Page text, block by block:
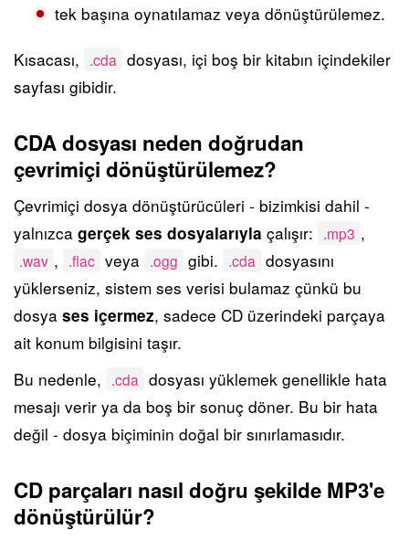
tek başına oynatılamaz veya dönüştürülemez.
Kısacası, .cda dosyası, içi boş bir kitabın içindekiler
sayfası gibidir.
CDA dosyası neden doğrudan
çevrimiçi dönüştürülemez?
Çevrimiçi dosya dönüştürücüleri - bizimkisi dahil -
yalnızca gerçek ses dosyalarıyla çalışır: .mp3 ,
.wav , .flac veya .ogg gibi. .cda dosyasını
yüklerseniz, sistem ses verisi bulamaz çünkü bu
dosya ses içermez, sadece CD üzerindeki parçaya
ait konum bilgisini taşır.
Bu nedenle, .cda dosyası yüklemek genellikle hata
mesajı verir ya da boş bir sonuç döner. Bu bir hata
değil - dosya biçiminin doğal bir sınırlamasıdır.
CD parçaları nasıl doğru şekilde MP3'e
dönüştürülür?